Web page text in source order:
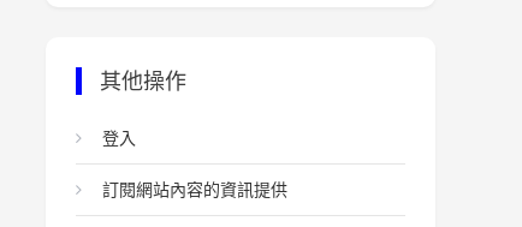
其他操作
登入
訂閱網站內容的資訊提供